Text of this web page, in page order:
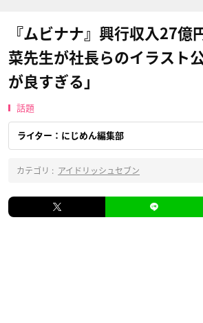
『ムビナナ』興行収入27億
菜先生が社長らのイラスト
が良すぎる」
話題
ライター：にじめん編集部
カテゴリ : アイドリッシュセブン